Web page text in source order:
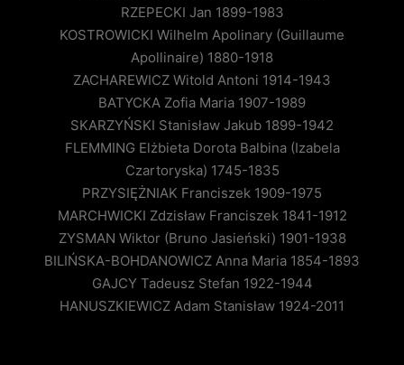
RZEPECKI Jan 1899-1983
KOSTROWICKI Wilhelm Apolinary (Guillaume
Apollinaire) 1880-1918
ZACHAREWICZ Witold Antoni 1914-1943
BATYCKA Zofia Maria 1907-1989
SKARZYŃSKI Stanisław Jakub 1899-1942
FLEMMING Elżbieta Dorota Balbina (Izabela
Czartoryska) 1745-1835
PRZYSIĘŻNIAK Franciszek 1909-1975
MARCHWICKI Zdzisław Franciszek 1841-1912
ZYSMAN Wiktor (Bruno Jasieński) 1901-1938
BILIŃSKA-BOHDANOWICZ Anna Maria 1854-1893
GAJCY Tadeusz Stefan 1922-1944
HANUSZKIEWICZ Adam Stanisław 1924-2011